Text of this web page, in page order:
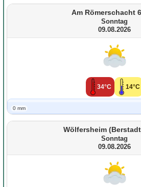
Am Römerschacht
Sonntag
09.08.2026
34°C 14°C
0 mm
Wölfersheim
Sonntag
09.08.2026